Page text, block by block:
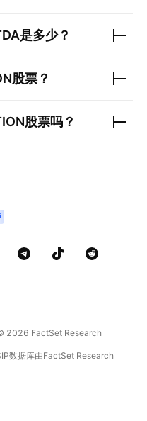
是多少？
股票？
股票吗？
2026 FactSet Research
数据库由FactSet Research